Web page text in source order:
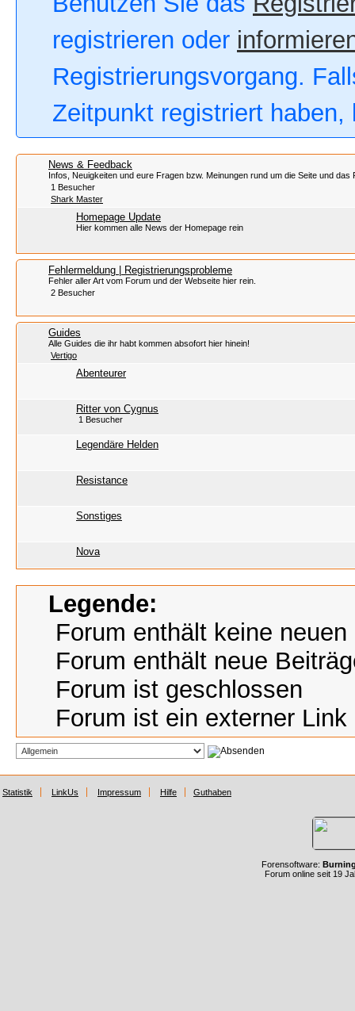
registrieren oder
Registrierungsvorgang.
Zeitpunkt registriert
News & Feedback
Infos, Neuigkeiten und eure Fragen bzw. Meinungen rund um die Seite und das
1 Besucher
Shark Master
Homepage Update
Hier kommen alle News der Homepage rein
Fehlermeldung | Registrierungsprobleme
Fehler aller Art vom Forum und der Webseite hier rein.
2 Besucher
Guides
Alle Guides die ihr habt kommen absofort hier hinein!
Vertigo
Abenteurer
Ritter von Cygnus
1 Besucher
Legendäre Helden
Resistance
Sonstiges
Nova
Legende:
Forum enthält keine neuen
Forum enthält neue
Forum ist geschlossen
Forum ist ein externer Link
Statistik LinkUs Impressum Hilfe Guthaben
Forensoftware:
Forum online seit 19